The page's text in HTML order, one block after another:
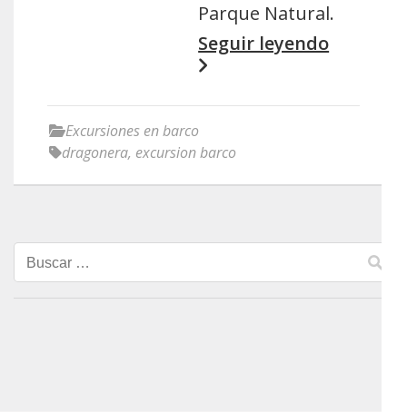
Parque Natural.
Seguir leyendo
Excursiones en barco
dragonera, excursion barco
Buscar: